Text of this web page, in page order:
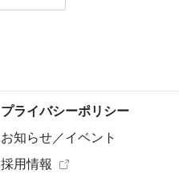
プライバシーポリシー
お知らせ／イベント
採用情報